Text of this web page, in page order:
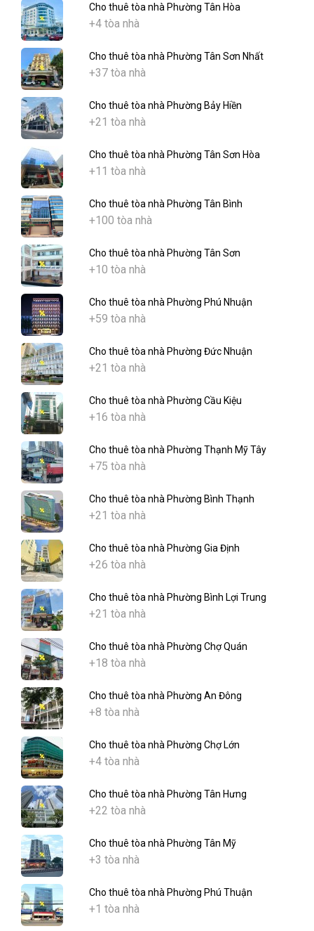
Cho thuê tòa nhà Phường Tân Hòa
+4 tòa nhà
Cho thuê tòa nhà Phường Tân Sơn Nhất
+37 tòa nhà
Cho thuê tòa nhà Phường Bảy Hiền
+21 tòa nhà
Cho thuê tòa nhà Phường Tân Sơn Hòa
+11 tòa nhà
Cho thuê tòa nhà Phường Tân Bình
+100 tòa nhà
Cho thuê tòa nhà Phường Tân Sơn
+10 tòa nhà
Cho thuê tòa nhà Phường Phú Nhuận
+59 tòa nhà
Cho thuê tòa nhà Phường Đức Nhuận
+21 tòa nhà
Cho thuê tòa nhà Phường Cầu Kiệu
+16 tòa nhà
Cho thuê tòa nhà Phường Thạnh Mỹ Tây
+75 tòa nhà
Cho thuê tòa nhà Phường Bình Thạnh
+21 tòa nhà
Cho thuê tòa nhà Phường Gia Định
+26 tòa nhà
Cho thuê tòa nhà Phường Bình Lợi Trung
+21 tòa nhà
Cho thuê tòa nhà Phường Chợ Quán
+18 tòa nhà
Cho thuê tòa nhà Phường An Đông
+8 tòa nhà
Cho thuê tòa nhà Phường Chợ Lớn
+4 tòa nhà
Cho thuê tòa nhà Phường Tân Hưng
+22 tòa nhà
Cho thuê tòa nhà Phường Tân Mỹ
+3 tòa nhà
Cho thuê tòa nhà Phường Phú Thuận
+1 tòa nhà